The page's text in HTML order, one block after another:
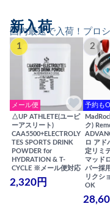
国内最速で入荷！プロ
新入荷
1
メール便
△UP ATHLETE(ユーピ
ーアスリート)
CAA5500+ELECTROLY
TES SPORTS DRINK
POWDER for
HYDRATION & T-
CYCLE ※メール便対応
2,320円
2
予約も
ク)
ロ アド
定リミ
マッド
バー採
リクシ
OK